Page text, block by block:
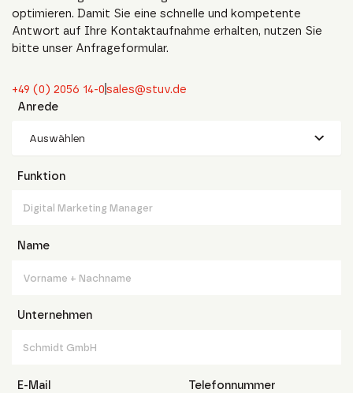
optimieren. Damit Sie eine schnelle und kompetente
Antwort auf Ihre Kontaktaufnahme erhalten, nutzen Sie
bitte unser Anfrageformular.
+49 (0) 2056 14-0sales@stuv.de
Anrede
Auswählen
Funktion
Name
Unternehmen
E-Mail Telefonnummer